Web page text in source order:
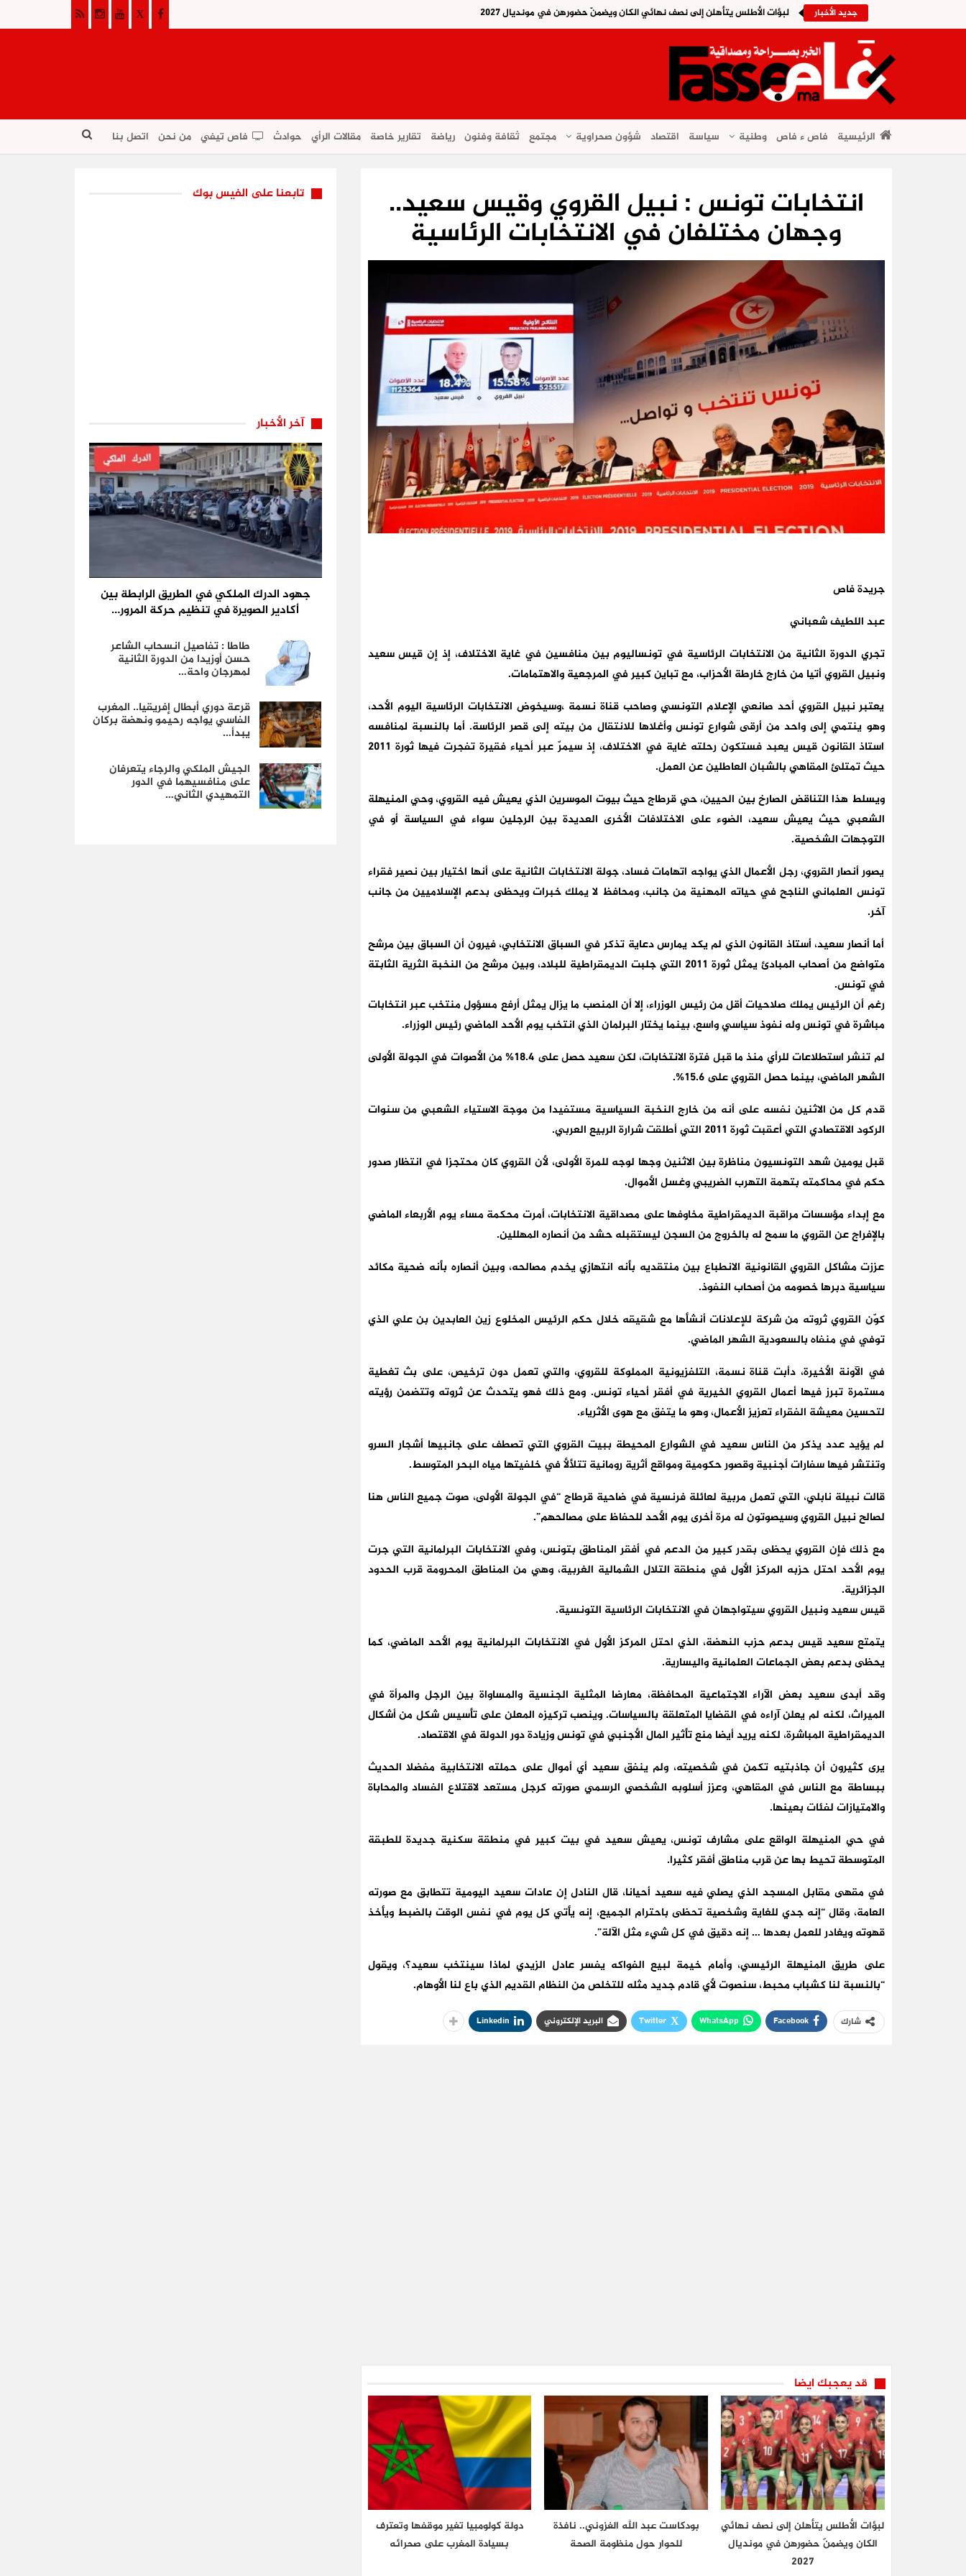
جديد الأخبار لبؤات الأطلس يتأهلن إلى نصف نهائي الكان ويضمنّ حضورهن في مونديال 2027
الرئيسية فاص ء فاص وطنية سياسة اقتصاد شؤون صحراوية مجتمع ثقافة وفنون رياضة تقارير خاصة مقالات الرأي حوادث فاص تيفي من نحن اتصل بنا
انتخابات تونس : نبيل القروي وقيس سعيد..
وجهان مختلفان في الانتخابات الرئاسية
جريدة فاص
عبد اللطيف شعباني
تجري الدورة الثانية من الانتخابات الرئاسية في تونساليوم بين منافسين في غاية الاختلاف، إذ إن قيس سعيد
ونبيل القروي أتيا من خارج خارطة الأحزاب، مع تباين كبير في المرجعية والاهتمامات.
يعتبر نبيل القروي أحد صانعي الإعلام التونسي وصاحب قناة نسمة ،وسيخوض الانتخابات الرئاسية اليوم الأحد،
وهو ينتمي إلى واحد من أرقى شوارع تونس وأغلاها للانتقال من بيته إلى قصر الرئاسة. أما بالنسبة لمنافسه
استاذ القانون قيس يعبد فستكون رحلته غاية في الاختلاف، إذ سيمرّ عبر أحياء فقيرة تفجرت فيها ثورة 2011
حيث تمتلئ المقاهي بالشبان العاطلين عن العمل.
ويسلط هذا التناقض الصارخ بين الحيين، حي قرطاج حيث بيوت الموسرين الذي يعيش فيه القروي، وحي المنيهلة
الشعبي حيث يعيش سعيد، الضوء على الاختلافات الأخرى العديدة بين الرجلين سواء في السياسة أو في
التوجهات الشخصية.
يصور أنصار القروي، رجل الأعمال الذي يواجه اتهامات فساد، جولة الانتخابات الثانية على أنها اختيار بين نصير فقراء
تونس العلماني الناجح في حياته المهنية من جانب، ومحافظ لا يملك خبرات ويحظى بدعم الإسلاميين من جانب
آخر.
أما أنصار سعيد، أستاذ القانون الذي لم يكد يمارس دعاية تذكر في السباق الانتخابي، فيرون أن السباق بين مرشح
متواضع من أصحاب المبادئ يمثل ثورة 2011 التي جلبت الديمقراطية للبلاد، وبين مرشح من النخبة الثرية الثابتة
في تونس.
رغم أن الرئيس يملك صلاحيات أقل من رئيس الوزراء، إلا أن المنصب ما يزال يمثل أرفع مسؤول منتخب عبر انتخابات
مباشرة في تونس وله نفوذ سياسي واسع، بينما يختار البرلمان الذي انتخب يوم الأحد الماضي رئيس الوزراء.
لم تنشر استطلاعات للرأي منذ ما قبل فترة الانتخابات، لكن سعيد حصل على 18.4% من الأصوات في الجولة الأولى
الشهر الماضي، بينما حصل القروي على 15.6%.
قدم كل من الاثنين نفسه على أنه من خارج النخبة السياسية مستفيدا من موجة الاستياء الشعبي من سنوات
الركود الاقتصادي التي أعقبت ثورة 2011 التي أطلقت شرارة الربيع العربي.
قبل يومين شهد التونسيون مناظرة بين الاثنين وجها لوجه للمرة الأولى، لأن القروي كان محتجزا في انتظار صدور
حكم في محاكمته بتهمة التهرب الضريبي وغسل الأموال.
مع إبداء مؤسسات مراقبة الديمقراطية مخاوفها على مصداقية الانتخابات، أمرت محكمة مساء يوم الأربعاء الماضي
بالإفراج عن القروي ما سمح له بالخروج من السجن ليستقبله حشد من أنصاره المهللين.
عززت مشاكل القروي القانونية الانطباع بين منتقديه بأنه انتهازي يخدم مصالحه، وبين أنصاره بأنه ضحية مكائد
سياسية دبرها خصومه من أصحاب النفوذ.
كوّن القروي ثروته من شركة للإعلانات أنشأها مع شقيقه خلال حكم الرئيس المخلوع زين العابدين بن علي الذي
توفي في منفاه بالسعودية الشهر الماضي.
في الآونة الأخيرة، دأبت قناة نسمة، التلفزيونية المملوكة للقروي، والتي تعمل دون ترخيص، على بث تغطية
مستمرة تبرز فيها أعمال القروي الخيرية في أفقر أحياء تونس. ومع ذلك فهو يتحدث عن ثروته وتتضمن رؤيته
لتحسين معيشة الفقراء تعزيز الأعمال، وهو ما يتفق مع هوى الأثرياء.
لم يؤيد عدد يذكر من الناس سعيد في الشوارع المحيطة ببيت القروي التي تصطف على جانبيها أشجار السرو
وتنتشر فيها سفارات أجنبية وقصور حكومية ومواقع أثرية رومانية تتلألأ في خلفيتها مياه البحر المتوسط.
قالت نبيلة نابلي، التي تعمل مربية لعائلة فرنسية في ضاحية قرطاج “في الجولة الأولى، صوت جميع الناس هنا
لصالح نبيل القروي وسيصوتون له مرة أخرى يوم الأحد للحفاظ على مصالحهم”.
مع ذلك فإن القروي يحظى بقدر كبير من الدعم في أفقر المناطق بتونس، وفي الانتخابات البرلمانية التي جرت
يوم الأحد احتل حزبه المركز الأول في منطقة التلال الشمالية الغربية، وهي من المناطق المحرومة قرب الحدود
الجزائرية.
قيس سعيد ونبيل القروي سيتواجهان في الانتخابات الرئاسية التونسية.
يتمتع سعيد قيس بدعم حزب النهضة، الذي احتل المركز الأول في الانتخابات البرلمانية يوم الأحد الماضي، كما
يحظى بدعم بعض الجماعات العلمانية واليسارية.
وقد أبدى سعيد بعض الآراء الاجتماعية المحافظة، معارضا المثلية الجنسية والمساواة بين الرجل والمرأة في
الميراث، لكنه لم يعلن آراءه في القضايا المتعلقة بالسياسات. وينصب تركيزه المعلن على تأسيس شكل من أشكال
الديمقراطية المباشرة، لكنه يريد أيضا منع تأثير المال الأجنبي في تونس وزيادة دور الدولة في الاقتصاد.
يرى كثيرون أن جاذبتيه تكمن في شخصيته، ولم ينفق سعيد أي أموال على حملته الانتخابية مفضلا الحديث
ببساطة مع الناس في المقاهي، وعزز أسلوبه الشخصي الرسمي صورته كرجل مستعد لاقتلاع الفساد والمحاباة
والامتيازات لفئات بعينها.
في حي المنيهلة الواقع على مشارف تونس، يعيش سعيد في بيت كبير في منطقة سكنية جديدة للطبقة
المتوسطة تحيط بها عن قرب مناطق أفقر كثيرا.
في مقهى مقابل المسجد الذي يصلي فيه سعيد أحيانا، قال النادل إن عادات سعيد اليومية تتطابق مع صورته
العامة، وقال “إنه جدي للغاية وشخصية تحظى باحترام الجميع، إنه يأتي كل يوم في نفس الوقت بالضبط ويأخذ
قهوته ويغادر للعمل بعدها … إنه دقيق في كل شيء مثل الآلة”.
على طريق المنيهلة الرئيسي، وأمام خيمة لبيع الفواكه يفسر عادل الزيدي لماذا سينتخب سعيد؟، ويقول
“بالنسبة لنا كشباب محبط، سنصوت لأي قادم جديد مثله للتخلص من النظام القديم الذي باع لنا الأوهام.
شارك Facebook
WhatsApp
Twitter البريد الإلكتروني Linkedin
قد يعجبك ايضا
لبؤات الأطلس يتأهلن إلى نصف نهائي
الكان ويضمنّ حضورهن في مونديال
2027
بودكاست عبد الله الغزوني.. نافذة
للحوار حول منظومة الصحة
دولة كولومبيا تغير موقفها وتعترف
بسيادة المغرب على صحرائه
تابعنا على الفيس بوك
آخر الأخبار
جهود الدرك الملكي في الطريق الرابطة بين
أكادير الصويرة في تنظيم حركة المرور…
طاطا : تفاصيل انسحاب الشاعر
حسن أوزيدا من الدورة الثانية
لمهرجان واحة…
قرعة دوري أبطال إفريقيا.. المغرب
الفاسي يواجه رحيمو ونهضة بركان
يبدأ…
الجيش الملكي والرجاء يتعرفان
على منافسيهما في الدور
التمهيدي الثاني…